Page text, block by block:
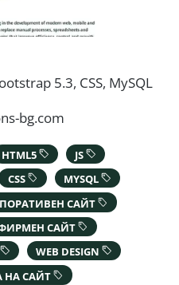
5.3, CSS, MySQL
bg.com
HTML5
JS
CSS
MYSQL
САЙТ
САЙТ
WEB DESIGN
НА САЙТ